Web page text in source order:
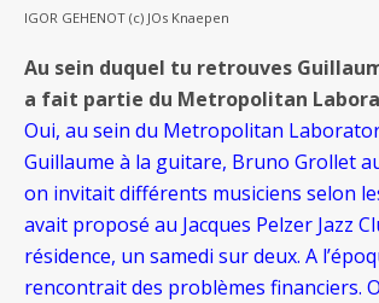
IGOR GEHENOT (c) JOs Knaepen
Au sein duquel tu retrouves
a fait partie du Metropolitan
Oui, au sein du Metropolitan
Guillaume à la guitare, Bruno Grollet
on invitait différents musiciens selon
avait proposé au Jacques Pelzer Jazz
résidence, un samedi sur deux. A
rencontrait des problèmes financiers.